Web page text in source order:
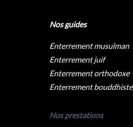
Nos guides
Enterrement musulman
Enterrement juif
Enterrement orthodoxe
Enterrement bouddhiste
Nos prestations